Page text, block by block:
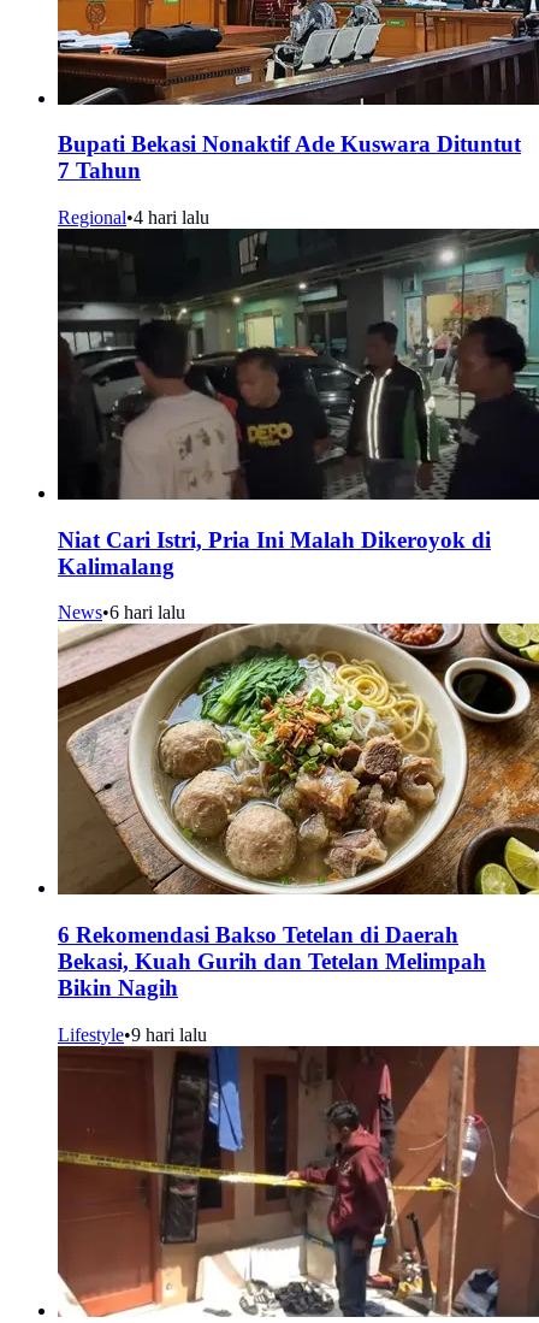
Bupati Bekasi Nonaktif Ade Kuswara Dituntut
7 Tahun
Regional•4 hari lalu
Niat Cari Istri, Pria Ini Malah Dikeroyok di
Kalimalang
News•6 hari lalu
6 Rekomendasi Bakso Tetelan di Daerah
Bekasi, Kuah Gurih dan Tetelan Melimpah
Bikin Nagih
Lifestyle•9 hari lalu